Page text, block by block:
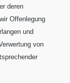
deren
Offenlegung
und
von